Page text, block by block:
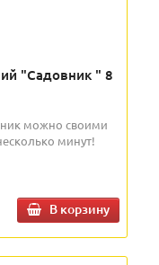
"Садовник " 8
можно своими
минут!
В корзину